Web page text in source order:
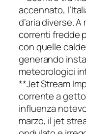
accennato,
d’aria diverse.
correnti fredde
con quelle
generando
meteorologici
**Jet Stream
corrente a
influenza
marzo, il jet